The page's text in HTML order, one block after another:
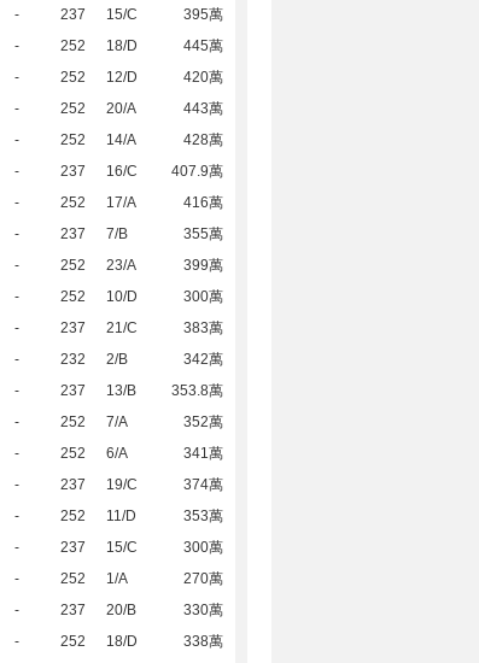
- 237 15/C
395萬
- 252 18/D
445萬
- 252 12/D
420萬
- 252 20/A
443萬
- 252 14/A
428萬
- 237 16/C
407.9萬
- 252 17/A
416萬
- 237 7/B
355萬
- 252 23/A
399萬
- 252 10/D
300萬
- 237 21/C
383萬
- 232 2/B
342萬
- 237 13/B
353.8萬
- 252 7/A
352萬
- 252 6/A
341萬
- 237 19/C
374萬
- 252 11/D
353萬
- 237 15/C
300萬
- 252 1/A
270萬
- 237 20/B
330萬
- 252 18/D
338萬